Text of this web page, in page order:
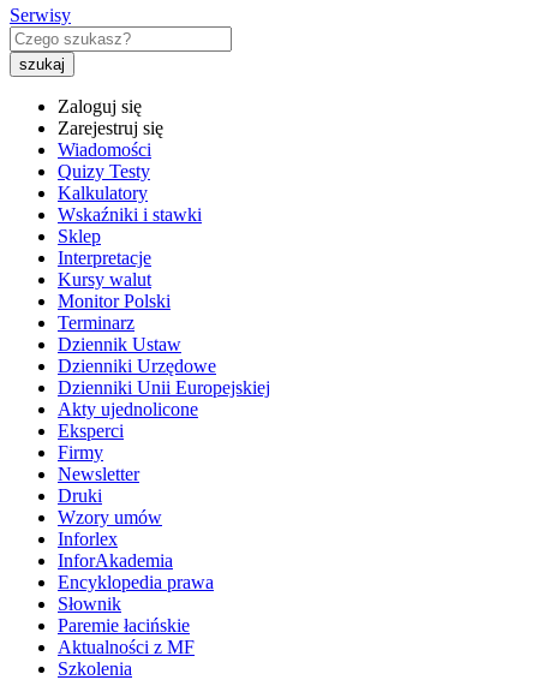
Serwisy
Zaloguj się
Zarejestruj się
Wiadomości
Quizy Testy
Kalkulatory
Wskaźniki i stawki
Sklep
Interpretacje
Kursy walut
Monitor Polski
Terminarz
Dziennik Ustaw
Dzienniki Urzędowe
Dzienniki Unii Europejskiej
Akty ujednolicone
Eksperci
Firmy
Newsletter
Druki
Wzory umów
Inforlex
InforAkademia
Encyklopedia prawa
Słownik
Paremie łacińskie
Aktualności z MF
Szkolenia